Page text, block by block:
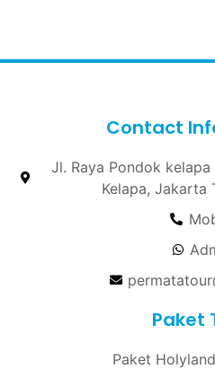
Contact
Jl. Raya Pondok
Kelapa, Jakarta
Paket
Paket